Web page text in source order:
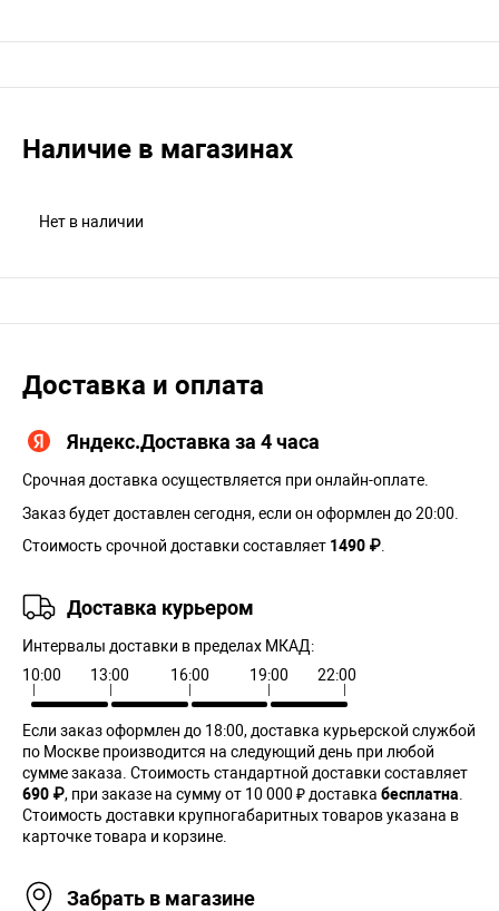
Наличие в магазинах
Нет в наличии
Доставка и оплата
Яндекс.Доставка за 4 часа
Срочная доставка осуществляется при онлайн-оплате.
Заказ будет доставлен сегодня, если он оформлен до 20:00.
Стоимость срочной доставки составляет 1490 ₽
Доставка курьером
Интервалы доставки в пределах МКАД:
10:00
13:00 16:00 19:00 22:00
Если заказ оформлен до 18:00, доставка курьерской службой
по Москве производится на следующий день при любой
сумме заказа. Cтоимость стандартной доставки составляет
690 ₽, при заказе на сумму от 10 000 ₽ доставка бесплатна
Стоимость доставки крупногабаритных товаров указана в
карточке товара и корзине.
Забрать в магазине